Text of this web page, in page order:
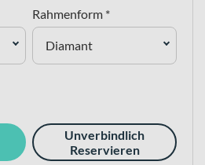
Rahmenform *
Diamant
Unverbindlich
Reservieren